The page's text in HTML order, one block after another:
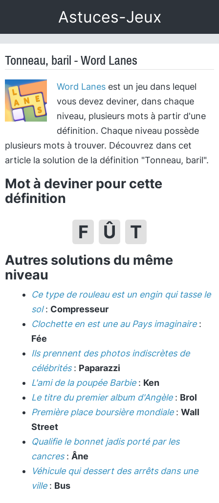
Astuces-Jeux
Tonneau, baril - Word Lanes
Word Lanesest un jeu dans lequel
vous devez deviner, dans chaque
niveau, plusieurs mots à partir d'une
définition. Chaque niveau possède
plusieurs mots à trouver. Découvrez dans cet
article la solution de la définition "Tonneau, baril".
Mot à deviner pour cette
définition
F Û T
Autres solutions du même
niveau
Ce type de rouleau est un engin qui tasse le
sol: Compresseur
Clochette en est une au Pays imaginaire:
Fée
Ils prennent des photos indiscrètes de
célébrités: Paparazzi
L'ami de la poupée Barbie: Ken
Le titre du premier album d'Angèle: Brol
Première place boursière mondiale: Wall
Street
Qualifie le bonnet jadis porté par les
cancres: Âne
Véhicule qui dessert des arrêts dans une
ville: Bus